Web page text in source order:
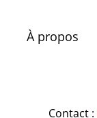
À propos
Contact :